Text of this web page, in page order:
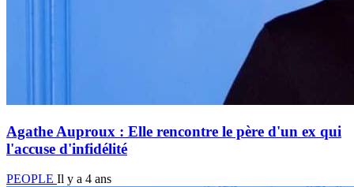
Agathe Auproux : Elle rencontre le père d'un ex qui
l'accuse d'infidélité
PEOPLE Il y a 4 ans